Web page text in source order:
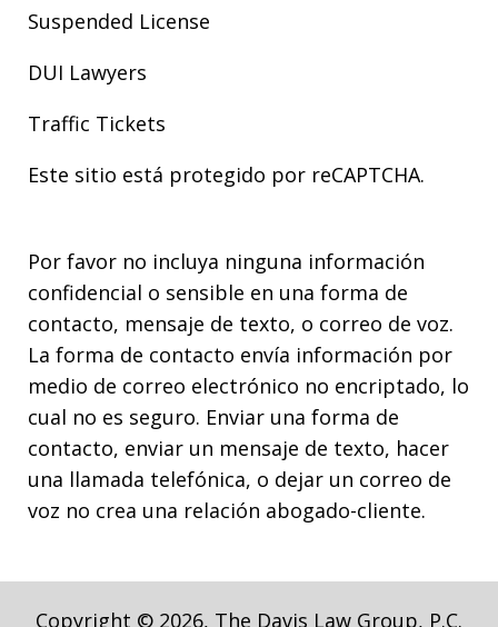
Suspended License
DUI Lawyers
Traffic Tickets
Este sitio está protegido por reCAPTCHA.
Por favor no incluya ninguna información
confidencial o sensible en una forma de
contacto, mensaje de texto, o correo de voz.
La forma de contacto envía información por
medio de correo electrónico no encriptado, lo
cual no es seguro. Enviar una forma de
contacto, enviar un mensaje de texto, hacer
una llamada telefónica, o dejar un correo de
voz no crea una relación abogado-cliente.
Copyright © 2026, The Davis Law Group, P.C.